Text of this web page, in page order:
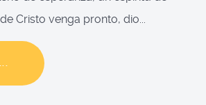
Cristo venga pronto, dio...